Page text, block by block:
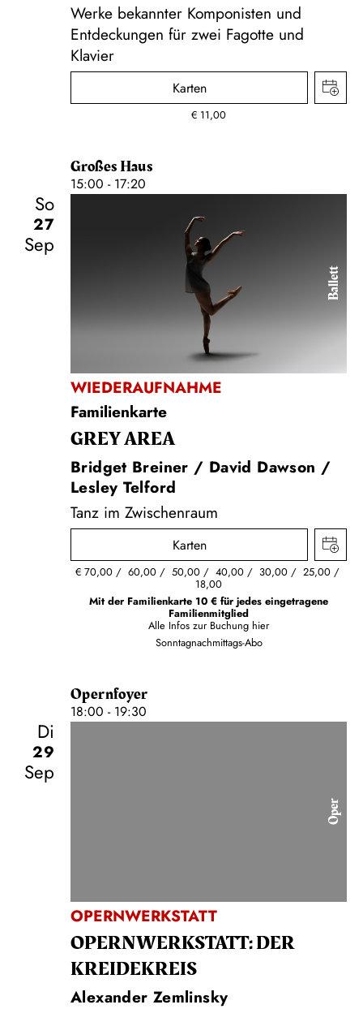
Werke bekannter Komponisten und
Entdeckungen für zwei Fagotte und
Klavier
Karten
€ 11,00
Großes Haus
15:00 - 17:20
So
27
Sep
Ballett
WIEDERAUFNAHME
Familienkarte
GREY AREA
Bridget Breiner / David Dawson /
Lesley Telford
Tanz im Zwischenraum
Karten
€ 70,00 60,00 50,00 40,00 30,00 25,00
18,00
Mit der Familienkarte 10 € für jedes eingetragene
Familienmitglied
Alle Infos zur Buchung hier
Sonntagnachmittags-Abo
Opernfoyer
18:00 - 19:30
Di
29
Sep
Oper
OPERNWERKSTATT
OPERNWERKSTATT: DER
KREIDEKREIS
Alexander Zemlinsky